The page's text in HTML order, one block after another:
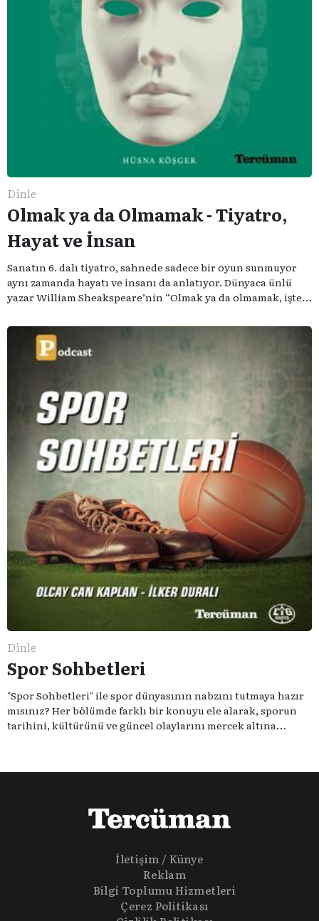
Dinle
Olmak ya da Olmamak - Tiyatro,
Hayat ve İnsan
Sanatın 6. dalı tiyatro, sahnede sadece bir oyun sunmuyor
aynı zamanda hayatı ve insanı da anlatıyor. Dünyaca ünlü
yazar William Sheakspeare’nin “Olmak ya da olmamak, işte
serimizde; tiyatroyu, alanının uzman isimleriyle
konuşuyoruz..
Dinle
Spor Sohbetleri
"Spor Sohbetleri" ile spor dünyasının nabzını tutmaya hazır
mısınız? Her bölümde farklı bir konuyu ele alarak, sporun
tarihini, kültürünü ve güncel olaylarını mercek altına
olmadığına inananlardansanız "Spor Sohbetleri" tam size
İletişim / Künye
Reklam
Bilgi Toplumu Hizmetleri
Çerez Politikası